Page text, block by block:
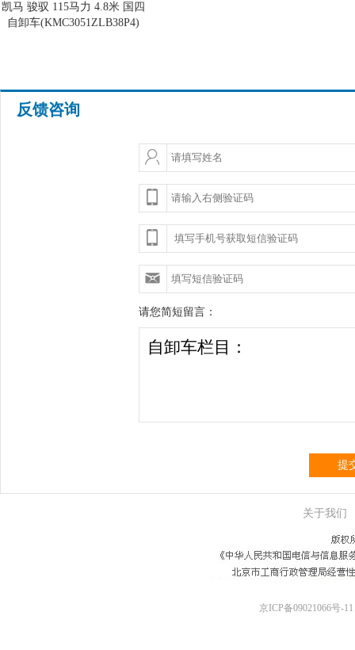
凯马 骏驭 115马力 4.8米 国四
自卸车(KMC3051ZLB38P4)
反馈咨询
请您简短留言：
提
关于我们
京ICP备09021066号-11